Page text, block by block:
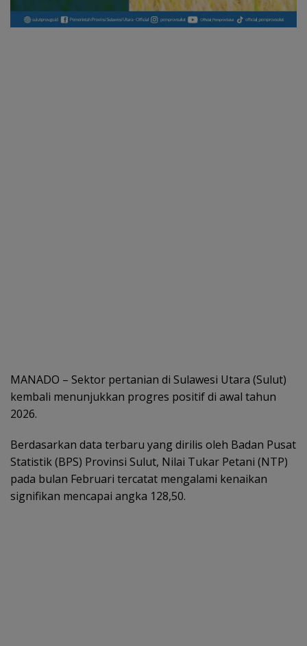
MANADO – Sektor pertanian di Sulawesi Utara (Sulut)
kembali menunjukkan progres positif di awal tahun
2026.
Berdasarkan data terbaru yang dirilis oleh Badan Pusat
Statistik (BPS) Provinsi Sulut, Nilai Tukar Petani (NTP)
pada bulan Februari tercatat mengalami kenaikan
signifikan mencapai angka 128,50.